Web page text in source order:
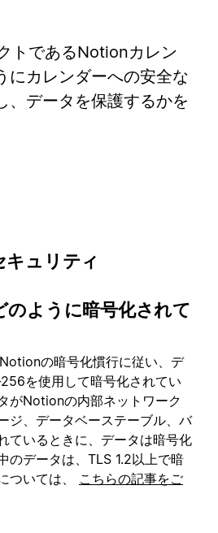
トであるNotionカレン
にカレンダーへの安全な
、データを保護するかを
キュリティ
のように暗号化されて
の暗号化慣行に従い、デ
を使用して暗号化されてい
がNotionの内部ネットワーク
ジ、データベーステーブル、バ
ているときに、データは暗号化
のデータは、TLS 1.2以上で暗
ついては、
こちらの記事をご